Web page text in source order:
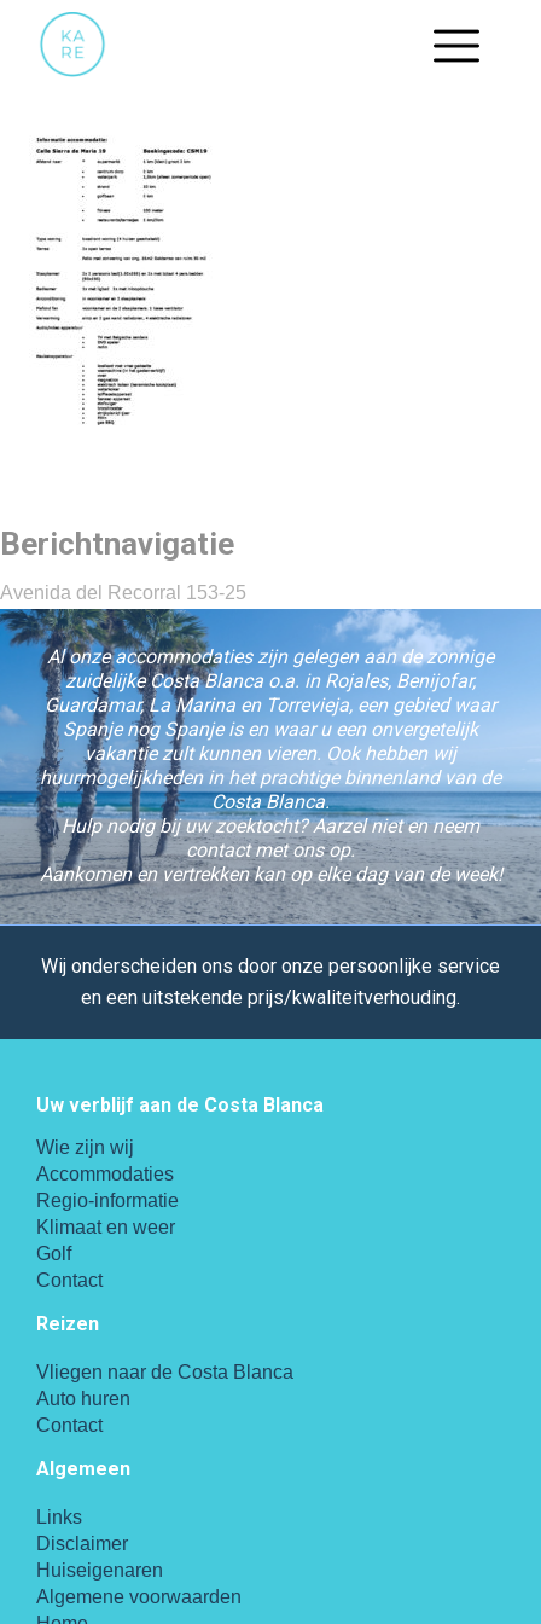
INVENTARISATIE
Berichtnavigatie
Avenida del Recorral 153-25
Al onze accommodaties zijn gelegen aan de zonnige
zuidelijke Costa Blanca o.a. in Rojales, Benijofar,
Guardamar, La Marina en Torrevieja, een gebied waar
Spanje nog Spanje is en waar u een onvergetelijk
vakantie zult kunnen vieren. Ook hebben wij
huurmogelijkheden in het prachtige binnenland van de
Costa Blanca.
Hulp nodig bij uw zoektocht? Aarzel niet en neem
contact met ons op.
Aankomen en vertrekken kan op elke dag van de week!
Wij onderscheiden ons door onze persoonlijke service
en een uitstekende prijs/kwaliteitverhouding.
Uw verblijf aan de Costa Blanca
Wie zijn wij
Accommodaties
Regio-informatie
Klimaat en weer
Golf
Contact
Reizen
Vliegen naar de Costa Blanca
Auto huren
Contact
Algemeen
Links
Disclaimer
Huiseigenaren
Algemene voorwaarden